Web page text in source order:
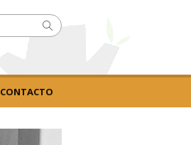
Buscar
CONTACTO